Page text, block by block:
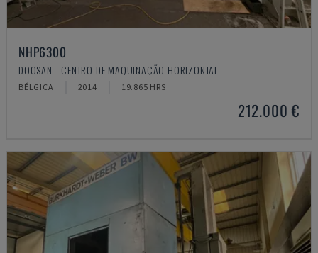
NHP6300
DOOSAN - CENTRO DE MAQUINAÇÃO HORIZONTAL
BÉLGICA 2014 19.865 HRS
212.000 €